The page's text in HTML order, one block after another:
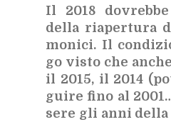
Il 2018
del­la ria­per­tu­ra
mo­ni­ci. Il
go vi­sto che
il 2015, il 2014
gui­re fino al
se­re gli anni